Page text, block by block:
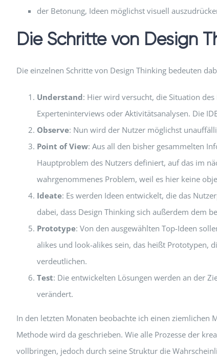
der Betonung, Ideen möglichst visuell
Die Schritte von Design
Die einzelnen Schritte von Design Thinking bedeuten
Understand: Hier wird versucht, die Situation
Experteninterviews oder Aktivitätsanalysen. Die
Observe: Nun wird der Nutzer möglichst
Point of View: Aus all den bisher gesammelten
Hauptproblem des Nutzers definiert, auf das im
wahrgenommenes Problem, weil es hier keine
Ideate: Es werden Ideen entwickelt, die das
dabei, dass Design Thinking sich außerdem dem
Prototype: Von den ausgewählten Top-Ideen
alikes und look-alikes sein, das heißt Prototypen,
verdeutlichen.
Test: Die entwickelten Lösungen werden an der
verändert.
In den letzten Monaten beobachte ich einen ziemlichen
Methode wird da geschrieben. Wie alle Prozesse der
vollbringen, jedoch durch seine Struktur die